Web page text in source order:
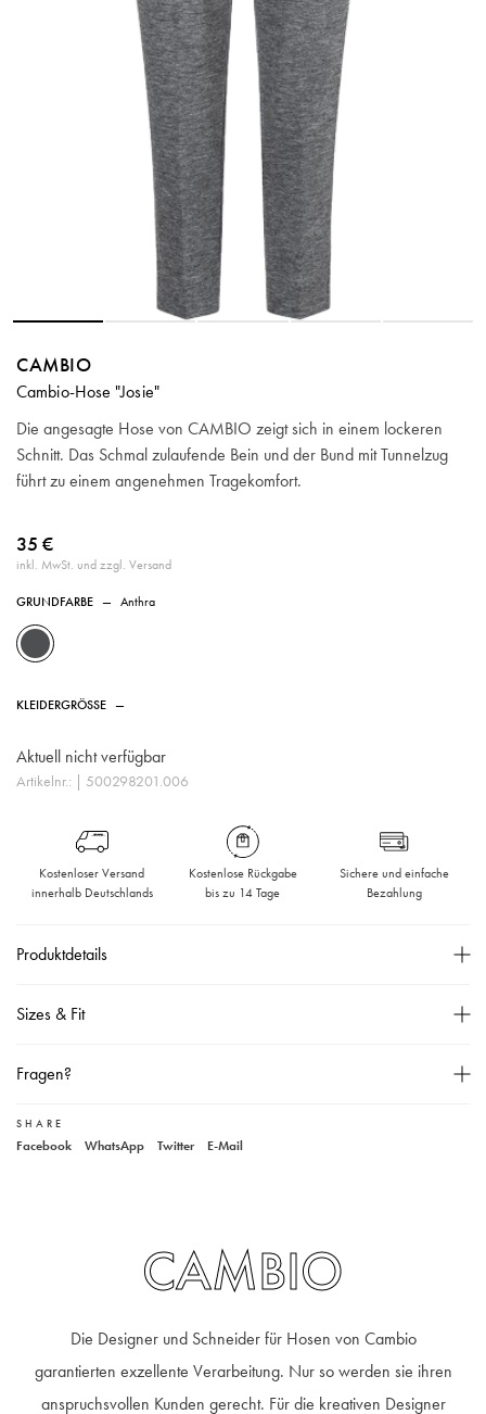
CAMBIO
Cambio-Hose "Josie"
Die angesagte Hose von CAMBIO zeigt sich in einem lockeren
Schnitt. Das Schmal zulaufende Bein und der Bund mit Tunnelzug
führt zu einem angenehmen Tragekomfort.
35 €
inkl. MwSt. und zzgl. Versand
GRUNDFARBE — Anthra
KLEIDERGRÖSSE —
Aktuell nicht verfügbar
Artikelnr.: | 500298201.006
Kostenloser Versand
innerhalb Deutschlands
Kostenlose Rückgabe
bis zu 14 Tage
Sichere und einfache
Bezahlung
Produktdetails
Bund mit Tunnelzug,
Knopf, Haken- und Reißverschluss,
Zwei angedeutete Paspeltaschen am Gesäß,
Sizes & Fit
Fragen?
Unser Kundenservice
SHARE
Facebook WhatsApp Twitter E-Mail
CAMBIO
Die Designer und Schneider für Hosen von Cambio
garantierten exzellente Verarbeitung. Nur so werden sie ihren
anspruchsvollen Kunden gerecht. Für die kreativen Designer